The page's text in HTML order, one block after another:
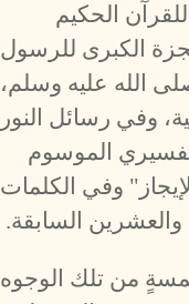
للقرآن الحكيم
الكبرى للرسول
الله عليه وسلم،
وفي رسائل النور
تفسيري الموسوم
وفي الكلمات
والعشرين السابقة.
من تلك الوجوه